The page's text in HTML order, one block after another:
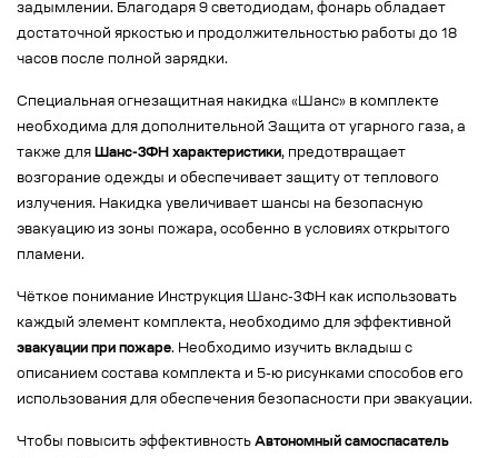
задымлении. Благодаря 9 светодиодам, фонарь обладает
достаточной яркостью и продолжительностью работы до 18
часов после полной зарядки.
Специальная огнезащитная накидка «Шанс» в комплекте
необходима для дополнительной Защита от угарного газа, а
также для Шанс-3ФН характеристики, предотвращает
возгорание одежды и обеспечивает защиту от теплового
излучения. Накидка увеличивает шансы на безопасную
эвакуацию из зоны пожара, особенно в условиях открытого
пламени.
Чёткое понимание Инструкция Шанс-3ФН как использовать
каждый элемент комплекта, необходимо для эффективной
эвакуации при пожаре. Необходимо изучить вкладыш с
описанием состава комплекта и 5-ю рисунками способов его
использования для обеспечения безопасности при эвакуации.
Чтобы повысить эффективность Автономный самоспасатель